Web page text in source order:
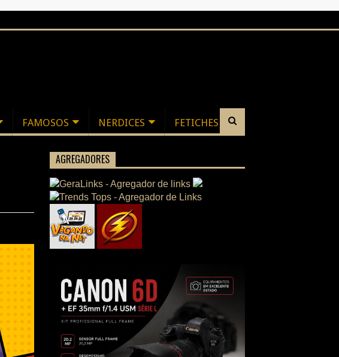
FAMOSOS NERDICES FETICHES
AGREGADORES